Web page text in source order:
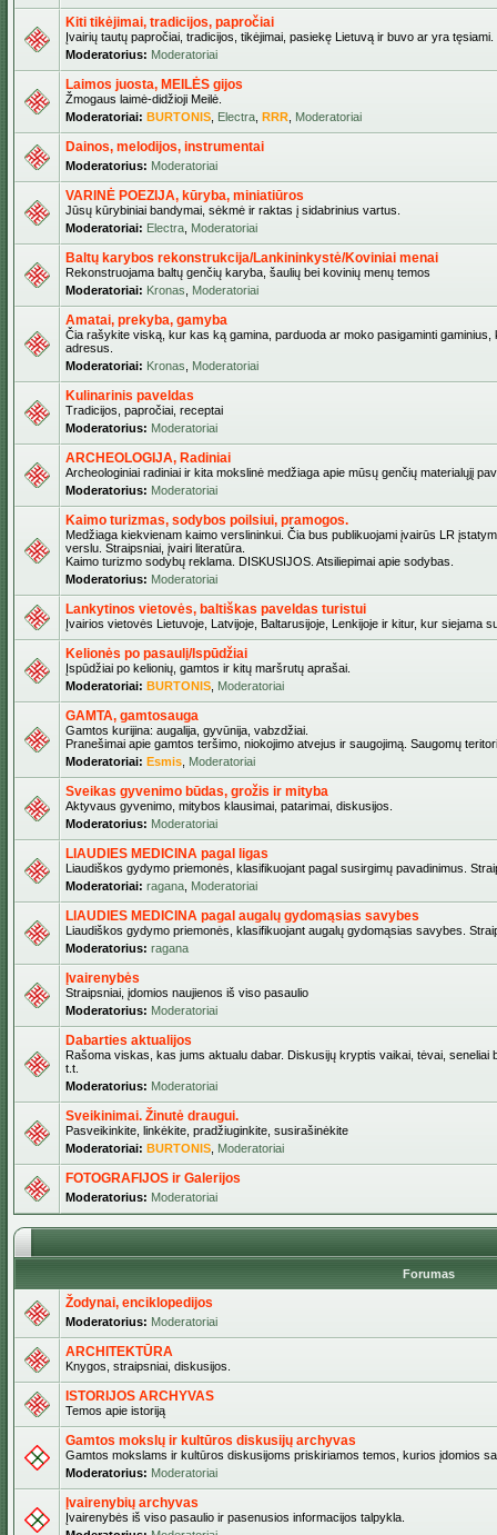
Kiti tikėjimai, tradicijos, papročiai
Įvairių tautų papročiai, tradicijos, tikėjimai, pasiekę Lietuvą ir buvo ar yra tęsiami.
Moderatorius: Moderatoriai
Laimos juosta, MEILĖS gijos
Žmogaus laimė-didžioji Meilė.
Moderatoriai: BURTONIS Electra RRR Moderatoriai
Dainos, melodijos, instrumentai
Moderatorius: Moderatoriai
VARINĖ POEZIJA, kūryba, miniatiūros
Jūsų kūrybiniai bandymai, sėkmė ir raktas į sidabrinius vartus.
Moderatoriai: Electra Moderatoriai
Baltų karybos rekonstrukcija/Lankininkystė/Koviniai menai
Rekonstruojama baltų genčių karyba, šaulių bei kovinių menų temos
Moderatoriai: Kronas Moderatoriai
Amatai, prekyba, gamyba
Čia rašykite viską, kur kas ką gamina, parduoda ar moko pasigaminti
adresus.
Moderatoriai: Kronas Moderatoriai
Kulinarinis paveldas
Tradicijos, papročiai, receptai
Moderatorius: Moderatoriai
ARCHEOLOGIJA, Radiniai
Archeologiniai radiniai ir kita mokslinė medžiaga apie mūsų genčių materialųjį
Moderatorius: Moderatoriai
Kaimo turizmas, sodybos poilsiui, pramogos.
Medžiaga kiekvienam kaimo verslininkui. Čia bus publikuojami įvairūs LR
verslu. Straipsniai, įvairi literatūra.
Kaimo turizmo sodybų reklama. DISKUSIJOS. Atsiliepimai apie sodybas.
Moderatorius: Moderatoriai
Lankytinos vietovės, baltiškas paveldas turistui
Įvairios vietovės Lietuvoje, Latvijoje, Baltarusijoje, Lenkijoje ir kitur, kur siejama
Kelionės po pasaulį/Ispūdžiai
Įspūdžiai po kelionių, gamtos ir kitų maršrutų aprašai.
Moderatoriai: BURTONIS Moderatoriai
GAMTA, gamtosauga
Gamtos kurijina: augalija, gyvūnija, vabzdžiai.
Pranešimai apie gamtos teršimo, niokojimo atvejus ir saugojimą. Saugomų
Moderatoriai: Esmis Moderatoriai
Sveikas gyvenimo būdas, grožis ir mityba
Aktyvaus gyvenimo, mitybos klausimai, patarimai, diskusijos.
Moderatorius: Moderatoriai
LIAUDIES MEDICINA pagal ligas
Liaudiškos gydymo priemonės, klasifikuojant pagal susirgimų pavadinimus.
Moderatoriai: ragana Moderatoriai
LIAUDIES MEDICINA pagal augalų gydomąsias savybes
Liaudiškos gydymo priemonės, klasifikuojant augalų gydomąsias savybes.
Moderatorius: ragana
Įvairenybės
Straipsniai, įdomios naujienos iš viso pasaulio
Moderatorius: Moderatoriai
Dabarties aktualijos
Rašoma viskas, kas jums aktualu dabar. Diskusijų kryptis vaikai, tėvai, seneliai
t.t.
Moderatorius: Moderatoriai
Sveikinimai. Žinutė draugui.
Pasveikinkite, linkėkite, pradžiuginkite, susirašinėkite
Moderatoriai: BURTONIS Moderatoriai
FOTOGRAFIJOS ir Galerijos
Moderatorius: Moderatoriai
Forumas
Žodynai, enciklopedijos
Moderatorius: Moderatoriai
ARCHITEKTŪRA
Knygos, straipsniai, diskusijos.
ISTORIJOS ARCHYVAS
Temos apie istoriją
Gamtos mokslų ir kultūros diskusijų archyvas
Gamtos mokslams ir kultūros diskusijoms priskiriamos temos, kurios įdomios
Moderatorius: Moderatoriai
Įvairenybių archyvas
Įvairenybės iš viso pasaulio ir pasenusios informacijos talpykla.